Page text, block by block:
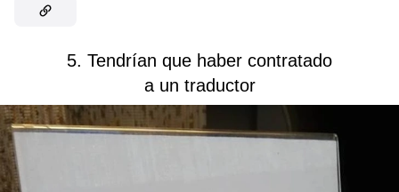
5. Tendrían que haber contratado
a un traductor